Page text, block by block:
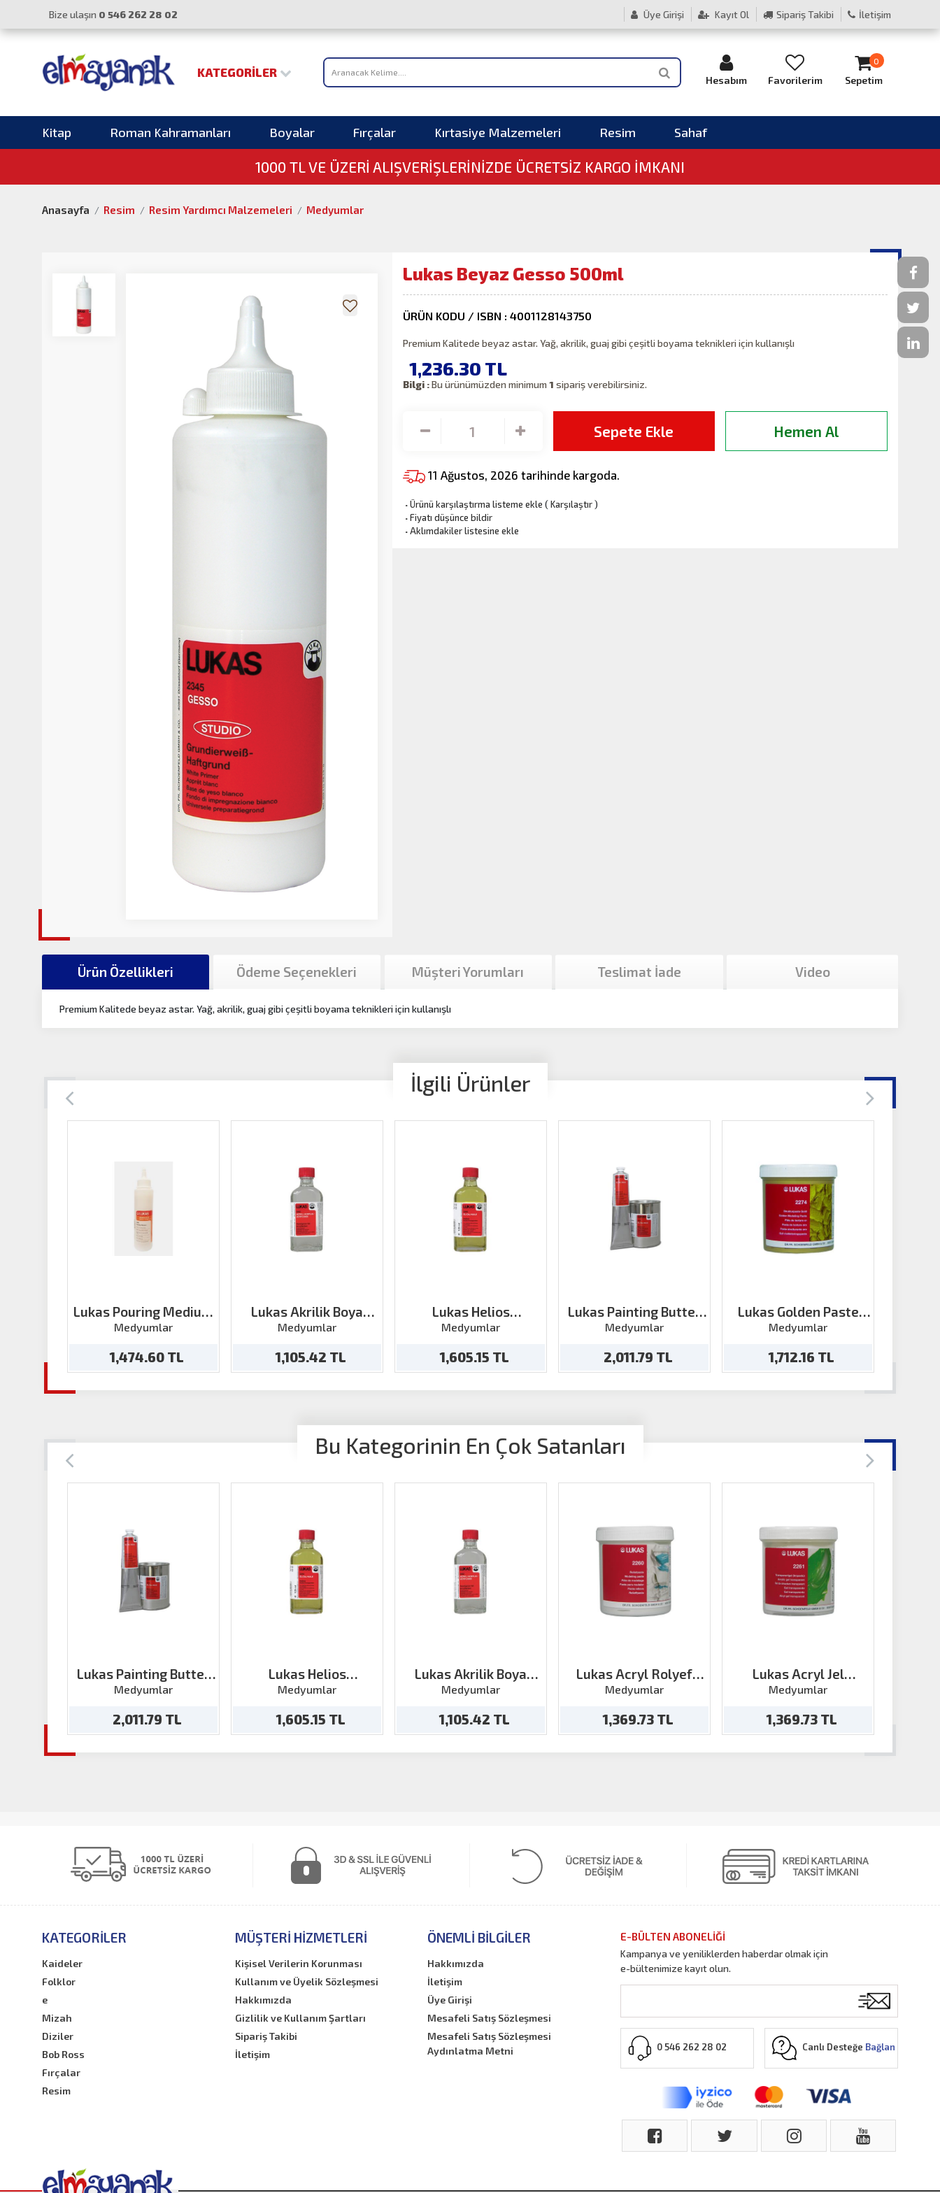
Bize ulaşın 0 546 262 28 02 Üye Girişi Kayıt Ol Sipariş Takibi İletişim
KATEGORILER
Hesabım Favorilerim Sepetim
0
Kitap Roman Kahramanları Boyalar Fırçalar Kırtasiye Malzemeleri Resim Sahaf
1000 TL VE ÜZERI ALIŞVERIŞLERINIZDE ÜCRETSİZ KARGO İMKANI
Anasayfa Resim Resim Yardımcı Malzemeleri Medyumlar
Lukas Beyaz Gesso 500ml
ÜRÜN KODU / ISBN : 4001128143750
Premium Kalitede beyaz astar. Yağ, akrilik, guaj gibi çeşitli boyama teknikleri için kullanışlı
1,236.30 TL
Bilgi :Bu ürünümüzden minimum 1 sipariş verebilirsiniz.
Sepete Ekle Hemen Al
11 Ağustos, 2026 tarihinde kargoda.
·Ürünü karşılaştırma listeme ekle (Karşılaştır)
·Fiyatı düşünce bildir
·Aklımdakiler listesine ekle
Ürün Özellikleri Ödeme Seçenekleri Müşteri Yorumları Teslimat İade Video
Premium Kalitede beyaz astar. Yağ, akrilik, guaj gibi çeşitli boyama teknikleri için kullanışlı
İlgili Ürünler
Lukas Pouring Medium
500 ml
Medyumlar
1,474.60 TL
Lukas Akrilik Boya
Geçiktirici 125ml
Medyumlar
1,105.42 TL
Lukas Helios
Resterasyon Medyum
Medyumlar
1,605.15 TL
Lukas Painting Butter
Medium 5 200 ml
Medyumlar
2,011.79 TL
Lukas Golden Paste
250ml
Medyumlar
1,712.16 TL
Bu Kategorinin En Çok Satanları
Lukas Painting Butter
Medium 5 200 ml
Medyumlar
2,011.79 TL
Lukas Helios
Resterasyon Medyum
Medyumlar
1,605.15 TL
Lukas Akrilik Boya
Geçiktirici 125ml
Medyumlar
1,105.42 TL
Lukas Acryl Rolyef
Macun 250ml
Medyumlar
1,369.73 TL
Lukas Acryl Jel
Transparan 250ml
Medyumlar
1,369.73 TL
KATEGORILER
Kaideler
Folklor
e
Mizah
Diziler
Bob Ross
Fırçalar
Resim
MÜŞTERI HIZMETLERI
Kişisel Verilerin Korunması
Kullanım ve Üyelik Sözleşmesi
Hakkımızda
Gizlilik ve Kullanım Şartları
Sipariş Takibi
İletişim
ÖNEMLI BILGILER
Hakkımızda
İletişim
Üye Girişi
Mesafeli Satış Sözleşmesi
Mesafeli Satış Sözleşmesi
Aydınlatma Metni
E-BÜLTEN ABONELİĞİ
Kampanya ve yeniliklerden haberdar olmak için
e-bültenimize kayıt olun.
0 546 262 28 02 Canlı Desteğe Bağlan